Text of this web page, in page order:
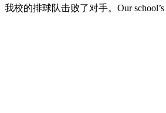
我校的排球队击败了对手。Our school’s